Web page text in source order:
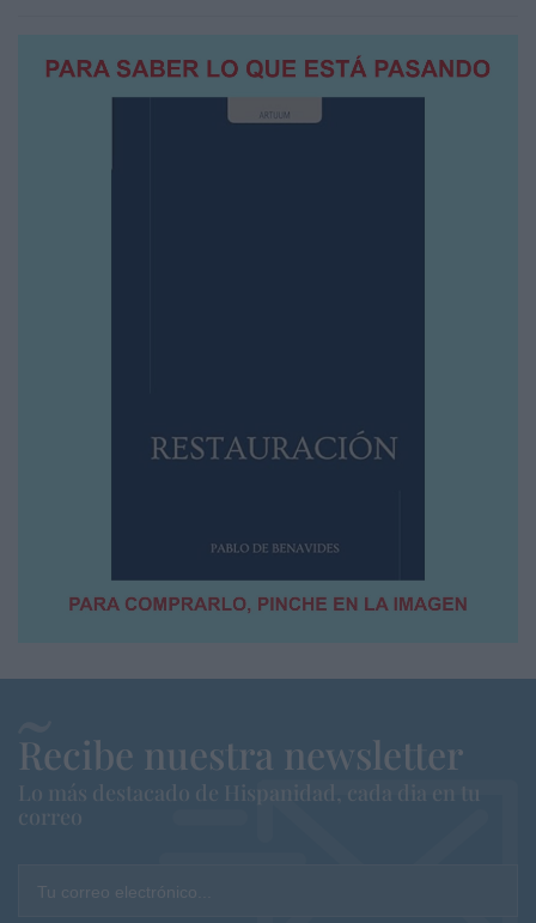
Recibe nuestra newsletter
Lo más destacado de Hispanidad, cada dia en tu
correo
Tu correo electrónico...